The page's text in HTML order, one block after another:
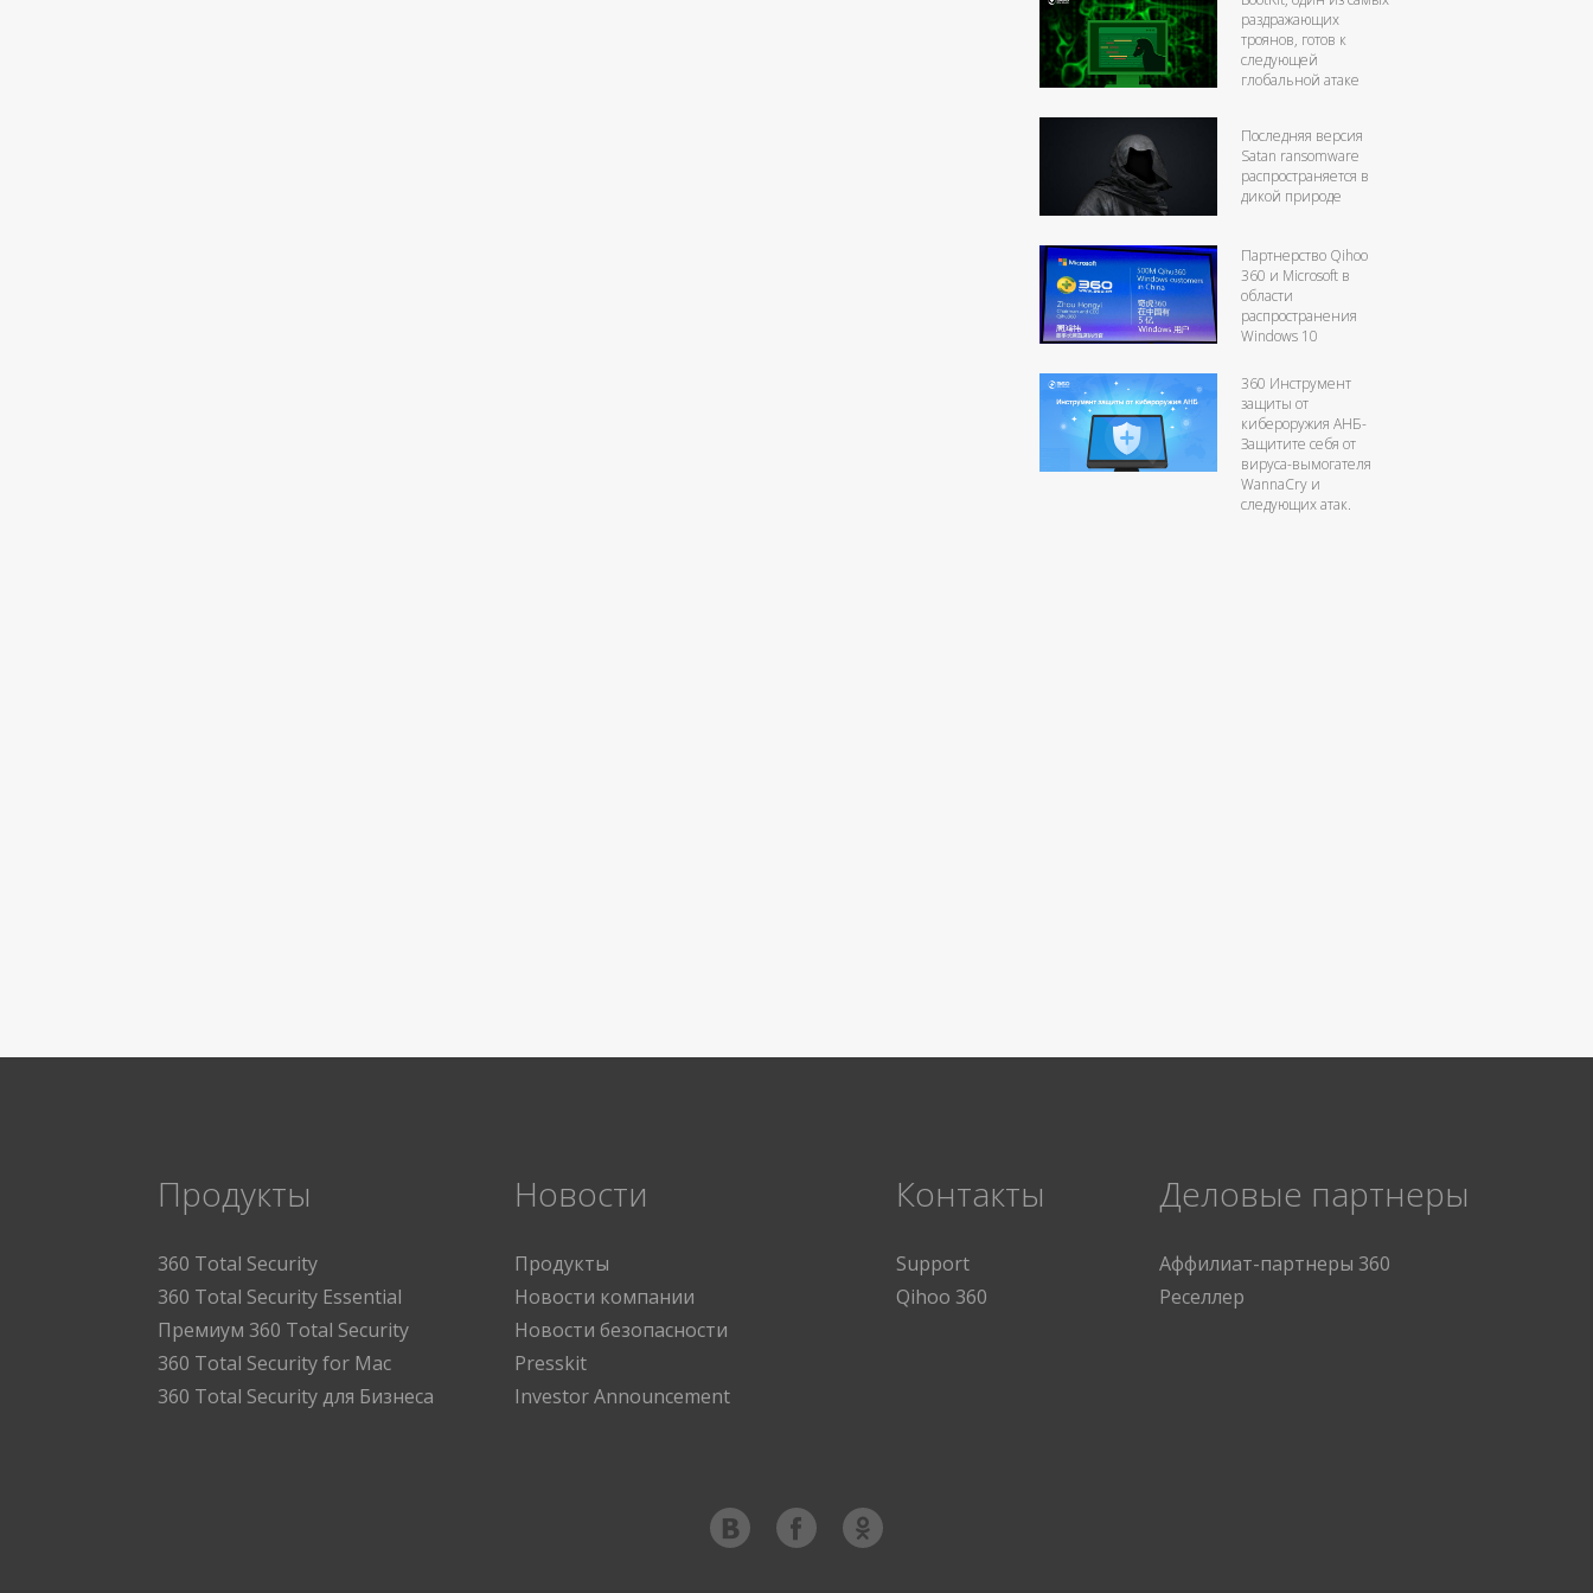
раздражающих
троянов, готов к
следующей
глобальной атаке
Последняя версия
Satan ransomware
распространяется в
дикой природе
Партнерство Qihoo
360 и Microsoft в
области
распространения
Windows 10
360 Инструмент
защиты от
кибероружия АНБ-
Защитите себя от
вируса-вымогателя
WannaCry и
следующих атак.
Продукты
360 Total Security
360 Total Security Essential
Премиум 360 Total Security
360 Total Security for Mac
360 Total Security для Бизнеса
Новости
Продукты
Новости компании
Новости безопасности
Presskit
Investor Announcement
Контакты
Support
Qihoo 360
Деловые партнеры
Аффилиат-партнеры 360
Реселлер